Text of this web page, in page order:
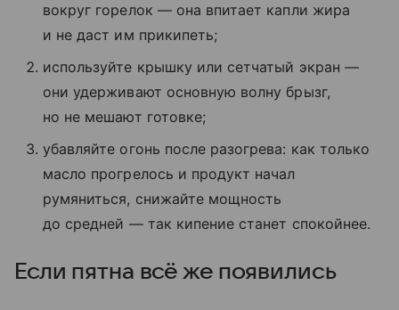
вокруг горелок — она впитает капли жира
и не даст им прикипеть;
используйте крышку или сетчатый экран —
они удерживают основную волну брызг,
но не мешают готовке;
убавляйте огонь после разогрева: как только
масло прогрелось и продукт начал
румяниться, снижайте мощность
до средней — так кипение станет спокойнее.
Если пятна всё же появились